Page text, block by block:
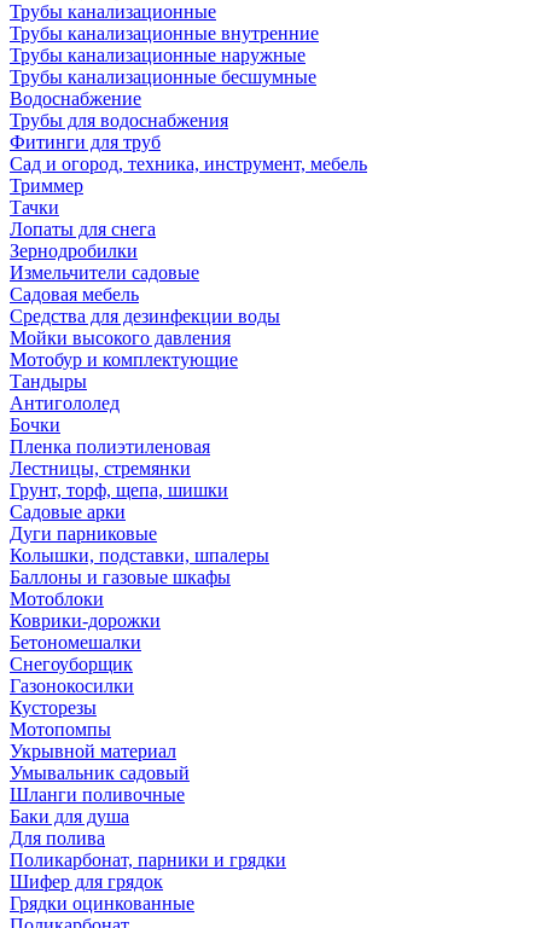
Трубы канализационные
Трубы канализационные внутренние
Трубы канализационные наружные
Трубы канализационные бесшумные
Водоснабжение
Трубы для водоснабжения
Фитинги для труб
Сад и огород, техника, инструмент, мебель
Триммер
Тачки
Лопаты для снега
Зернодробилки
Измельчители садовые
Садовая мебель
Средства для дезинфекции воды
Мойки высокого давления
Мотобур и комплектующие
Тандыры
Антигололед
Бочки
Пленка полиэтиленовая
Лестницы, стремянки
Грунт, торф, щепа, шишки
Садовые арки
Дуги парниковые
Колышки, подставки, шпалеры
Баллоны и газовые шкафы
Мотоблоки
Коврики-дорожки
Бетономешалки
Снегоуборщик
Газонокосилки
Кусторезы
Мотопомпы
Укрывной материал
Умывальник садовый
Шланги поливочные
Баки для душа
Для полива
Поликарбонат, парники и грядки
Шифер для грядок
Грядки оцинкованные